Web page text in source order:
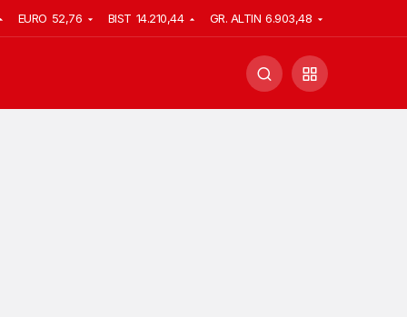
EURO 52,76 BIST 14.210,44 GR. ALTIN 6.903,48